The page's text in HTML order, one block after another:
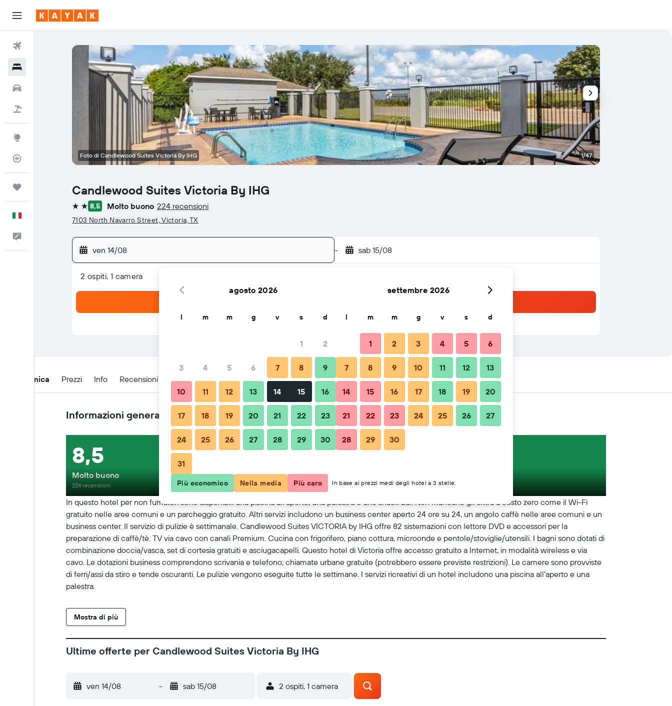
Candlewood Suites Victoria By IHG
2 stelle
8,5 Molto buono 224 recensioni
7103 North Navarro Street, Victoria, TX
ven 14/08 - sab 15/08
2 ospiti, 1 camera
Foto di Candlewood Suites Victoria By IHG 1/47
Panoramica Prezzi Info Recensioni Posizione Consigli e domande frequenti Soggiorni nelle vicinanze
Informazioni generali
In questo hotel per non fumatori sono disponibili una piscina all'aperto, una palestra e uno snack bar. Non mancano gli extra a costo zero come il Wi-Fi
gratuito nelle aree comuni e un parcheggio gratuito. Altri servizi includono un business center aperto 24 ore su 24, un angolo caffè nelle aree comuni e un
business center. Il servizio di pulizie è settimanale. Candlewood Suites VICTORIA by IHG offre 82 sistemazioni con lettore DVD e accessori per la
preparazione di caffè/tè. TV via cavo con canali Premium. Cucina con frigorifero, piano cottura, microonde e pentole/stoviglie/utensili. I bagni sono dotati di
combinazione doccia/vasca, set di cortesia gratuiti e asciugacapelli. Questo hotel di Victoria offre accesso gratuito a Internet, in modalità wireless e via
cavo. Le dotazioni business comprendono scrivania e telefono; chiamate urbane gratuite (potrebbero essere previste restrizioni). Le camere sono provviste
di ferri/assi da stiro e tende oscuranti. Le pulizie vengono eseguite tutte le settimane. I servizi ricreativi di un hotel includono una piscina all'aperto e una
palestra.
Mostra di più
8,5
Molto buono
224 recensioni
Mostra mappa
Ultime offerte per Candlewood Suites Victoria By IHG
ven 14/08 - sab 15/08 2 ospiti, 1 camera
agosto 2026
l m m g v s d
1 2
3 4 5 6 7 8 9
10 11 12 13 14 15 16
17 18 19 20 21 22 23
24 25 26 27 28 29 30
31
settembre 2026
l m m g v s d
1 2 3 4 5 6
7 8 9 10 11 12 13
14 15 16 17 18 19 20
21 22 23 24 25 26 27
28 29 30
Più economico Nella media Più caro In base ai prezzi medi degli hotel a 3 stelle.